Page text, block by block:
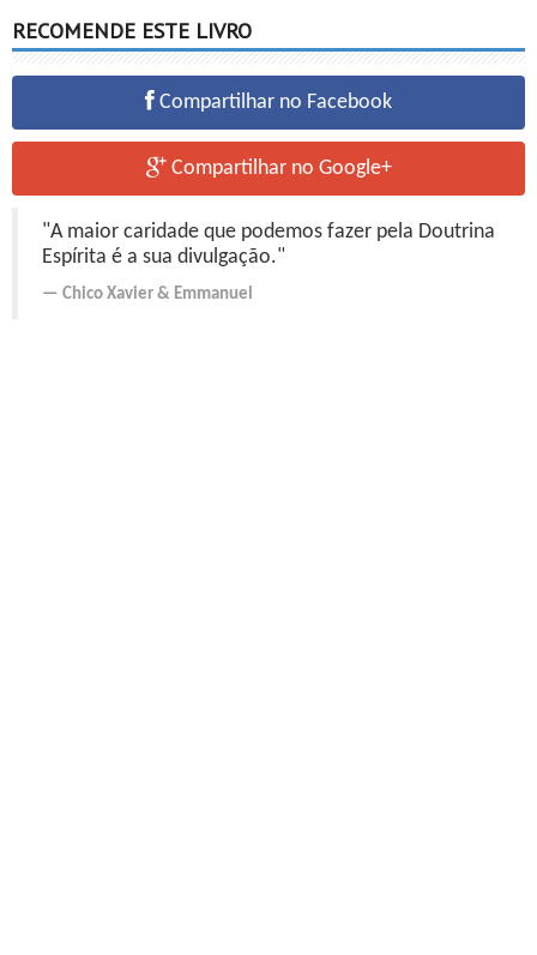
RECOMENDE ESTE LIVRO
Compartilhar no Facebook
Compartilhar no Google+
"A maior caridade que podemos fazer pela Doutrina
Espírita é a sua divulgação."
Chico Xavier & Emmanuel